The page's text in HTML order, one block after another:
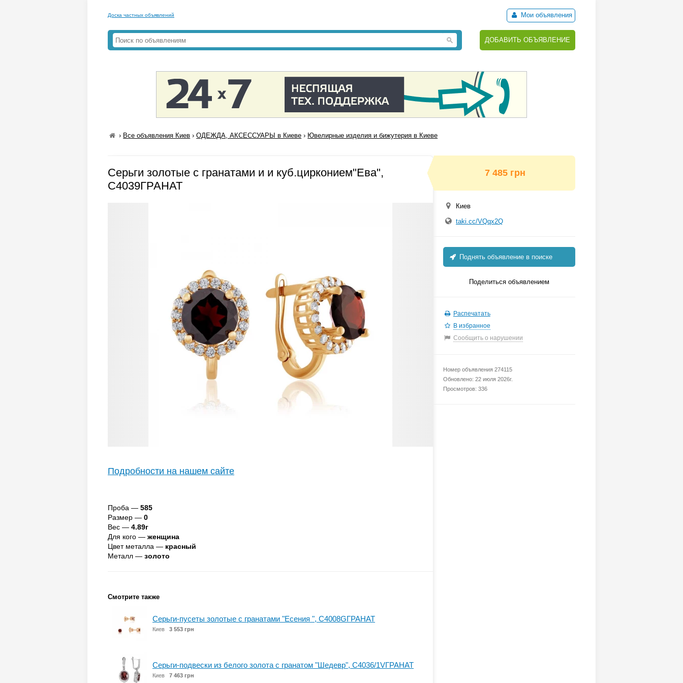
Доска частных объявлений Мои объявления
ДОБАВИТЬ ОБЪЯВЛЕНИЕ
› Все объявления Киев ›ОДЕЖДА, АКСЕССУАРЫ в Киеве › Ювелирные изделия и бижутерия в Киеве
Серьги золотые с гранатами и и куб.цирконием"Ева",
С4039ГРАНАТ
Подробности на нашем сайте
Проба — 585
Размер — 0
Вес — 4.89г
Для кого — женщина
Цвет металла — красный
Металл — золото
Смотрите также
Серьги-пусеты золотые с гранатами "Есения ", С4008GГРАНАТ
Киев 3 553 грн
Серьги-подвески из белого золота с гранатом "Шедевр", С4036/1VГРАНАТ
Киев 7 463 грн
7 485 грн
Киев
taki.cc/VQqx2Q
Поднять объявление в поиске
Поделиться объявлением
Распечатать
В избранное
Сообщить о нарушении
Номер объявления 274115
Обновлено: 22 июля 2026г.
Просмотров: 336